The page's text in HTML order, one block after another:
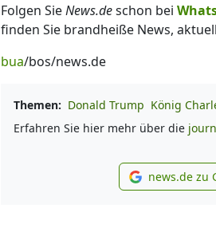
Folgen SieNews.deschon bei
finden Sie brandheiße News,
bua/bos/news.de
Themen: Donald Trump König
Erfahren Sie hier mehr über die
news.de zu